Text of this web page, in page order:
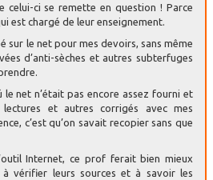
celui-ci se remette en question ! Parce
est chargé de leur enseignement.
sur le net pour mes devoirs, sans même
d’anti-sèches et autres subterfuges
net n’était pas encore assez fourni et
lectures et autres corrigés avec mes
c’est qu’on savait recopier sans que
Internet, ce prof ferait bien mieux
à vérifier leurs sources et à savoir les